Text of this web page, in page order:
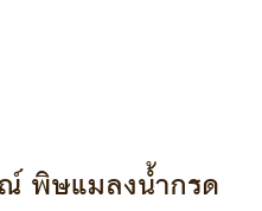
พิษแมลงน้ำกรด